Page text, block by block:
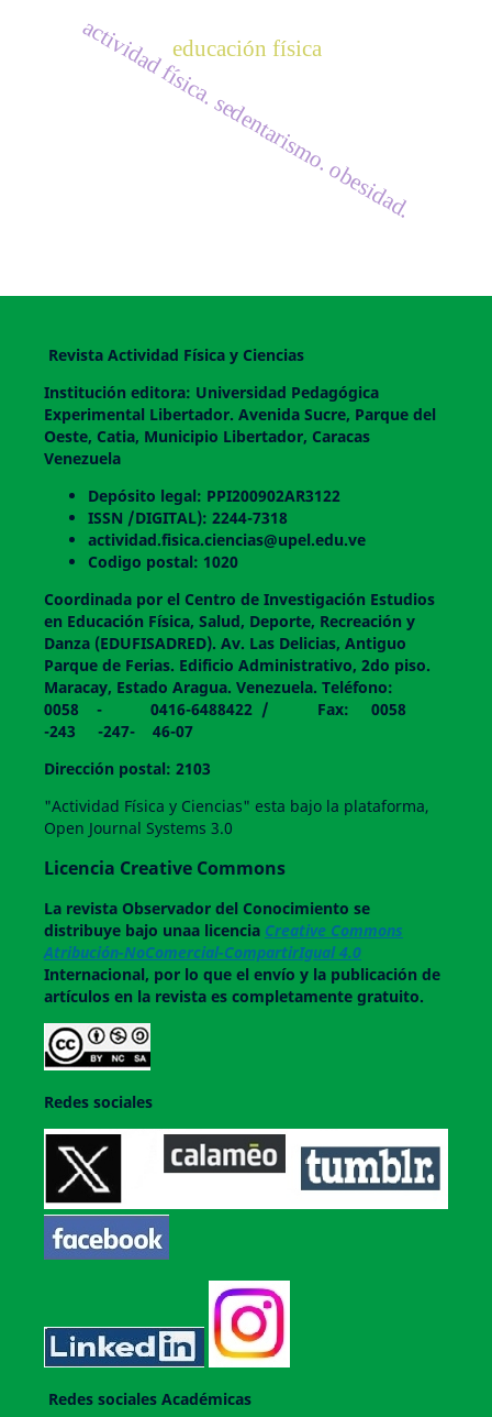
educación física
actividad física. sedentarismo. obesidad.
Revista Actividad Física y Ciencias
Institución editora: Universidad Pedagógica
Experimental Libertador. Avenida Sucre, Parque del
Oeste, Catia, Municipio Libertador, Caracas
Venezuela
Depósito legal: PPI200902AR3122
ISSN /DIGITAL): 2244-7318
actividad.fisica.ciencias@upel.edu.ve
Codigo postal: 1020
Coordinada por el Centro de Investigación Estudios
en Educación Física, Salud, Deporte, Recreación y
Danza (EDUFISADRED). Av. Las Delicias, Antiguo
Parque de Ferias. Edificio Administrativo, 2do piso.
Maracay, Estado Aragua. Venezuela. Teléfono:
0058 - 0416-6488422 / Fax: 0058
-243 -247- 46-07
Dirección postal: 2103
"Actividad Física y Ciencias" esta bajo la plataforma,
Open Journal Systems 3.0
Licencia Creative Commons
La revistaObservador del Conocimiento se
distribuye bajo unaa licencia Creative Commons
Atribución-NoComercial-CompartirIgual 4.0
Internacional, por lo que el envío y la publicación de
artículos en la revista es completamente gratuito.
Redes sociales
Redes sociales Académicas